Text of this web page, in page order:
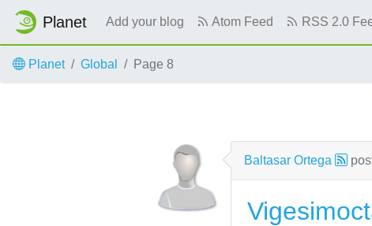
Planet Add your blog Atom Feed RSS 2.0
Planet Global Page 8
Baltasar Ortega